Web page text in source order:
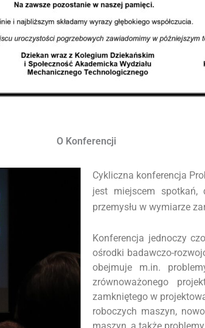
O Konferencji
Cykliczna konferencja
jest miejscem spotkań,
przemysłu w wymiarze
Konferencja jednoczy
ośrodki badawczo-
obejmuje m.in.
zrównoważonego
zamkniętego w
roboczych maszyn,
maszyn, a także